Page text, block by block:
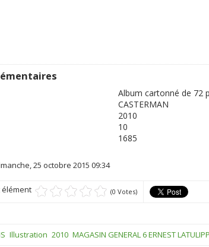
Album cartonné de 72
CASTERMAN
2010
10
1685
25 octobre 2015 09:34
élément (0 Votes)
Illustration 2010 MAGASIN GENERAL 6 ERNEST